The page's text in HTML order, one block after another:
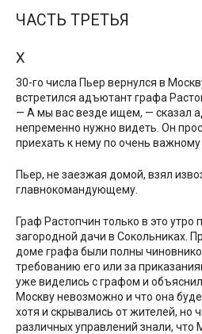
ЧАСТЬ ТРЕТЬЯ
X
30-го числа Пьер вернулся в
встретился адъютант графа
— А мы вас везде ищем, — сказал
непременно нужно видеть. Он
приехать к нему по очень важному
Пьер, не заезжая домой, взял
главнокомандующему.
Граф Растопчин только в это утро
загородной дачи в Сокольниках.
доме графа были полны
требованию его или за
уже виделись с графом и
Москву невозможно и что она
хотя и скрывались от жителей, но
различных управлений знали, что